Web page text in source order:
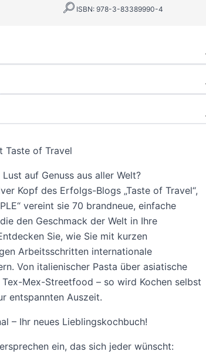
ISBN: 978-3-83389990-4
Taste of Travel
auf Genuss aus aller Welt?
Kopf des Erfolgs-Blogs „Taste of Travel“,
vereint sie 70 brandneue, einfache
den Geschmack der Welt in Ihre
Sie, wie Sie mit kurzen
Arbeitsschritten internationale
Von italienischer Pasta über asiatische
Mex-Streetfood – so wird Kochen selbst
entspannten Auszeit.
– Ihr neues Lieblingskochbuch!
ein, das sich jeder wünscht: